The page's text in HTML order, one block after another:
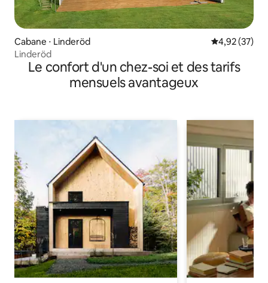
Cabane ⋅ Linderöd Évaluation
4,92 (37)
Linderöd
Le confort d'un chez-soi et des tarifs
mensuels avantageux